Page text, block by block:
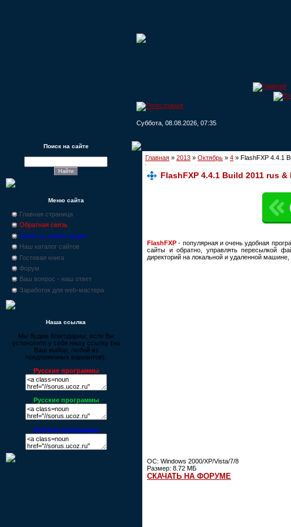
Суббота, 08.08.2026, 07:35
Поиск на сайте
Меню сайта
Главная страница
Обратная связь
Новости, промо-акции
Наш каталог сайтов
Гостевая книга
Форум
Ваш вопрос - наш ответ
Заработок для web-мастера
Наша ссылка
Мы будем благодарны, если Вы
установите у себя нашу ссылку (на
Ваш выбор, любой из
предложенных вариантов):
Русские программы
Русские программы
Русские программы
Главная » 2013 » Октябрь » 4 » FlashFXP 4.4.1
FlashFXP 4.4.1 Build 2011 rus &
FlashFXP - популярная и очень удобная
сайты и обратно, управлять пересылкой
директорий на локальной и удаленной
ОС: Windows 2000/XP/Vista/7/8
Размер: 8.72 МБ
СКАЧАТЬ НА ФОРУМЕ